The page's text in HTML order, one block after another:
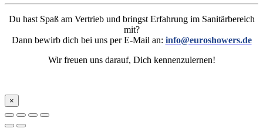
Du hast Spaß am Vertrieb und bringst Erfahrung im Sanitärbereich
mit?
Dann bewirb dich bei uns per E-Mail an: info@euroshowers.de
Wir freuen uns darauf, Dich kennenzulernen!
×